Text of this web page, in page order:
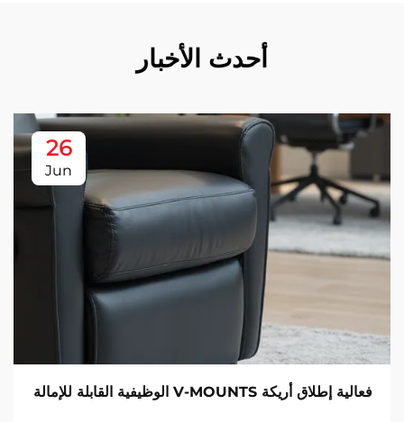
أحدث الأخبار
26
Jun
فعالية إطلاق أريكة V-MOUNTS الوظيفية القابلة للإمالة